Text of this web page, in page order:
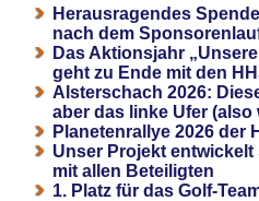
Herausragendes
nach dem
Das Aktionsjahr
geht zu Ende mit den
Alsterschach 2026:
aber das linke Ufer (also
Planetenrallye 2026 der
Unser Projekt
mit allen Beteiligten
1. Platz für das Golf-